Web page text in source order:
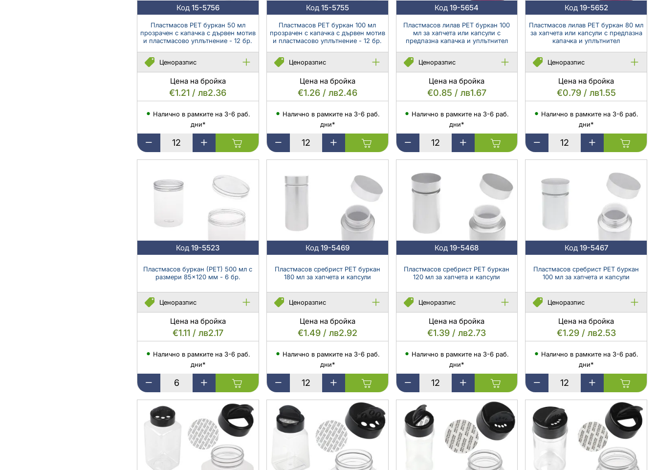
и
пластмасово
уплътнение
12
бр.
и
пластмасово
уплътнение
12
бр.
и
пластмасово
уплътнение
12
бр.
и
пластмасово
уплътнение
12
бр.
Код 15-5756
Пластмасов PET буркан 50 мл
прозрачен с капачка с дървен мотив
и пластмасово уплътнение - 12 бр.
Ценоразпис
Цена на бройка
€1.21 / лв2.36
Налично в рамките на 3-6 раб.
дни*
Пластмасов
и
уплътнение
12
бр.
Код 15-5755
Пластмасов PET буркан 100 мл
прозрачен с капачка с дървен мотив
и пластмасово уплътнение - 12 бр.
Ценоразпис
Цена на бройка
€1.26 / лв2.46
Налично в рамките на 3-6 раб.
дни*
Пластмасов
и
уплътнение
12
бр.
Код19-5654
Пластмасов лилав PET буркан 100
мл за хапчета или капсули с
предпазна капачка и уплътнител
Ценоразпис
Цена на бройка
€0.85 / лв1.67
Налично в рамките на 3-6 раб.
дни*
Пластмасов
буркан
капсули
предпазна
Код 19-5652
Пластмасов лилав PET буркан 80 мл
за хапчета или капсули с предпазна
капачка и уплътнител
Ценоразпис
Цена на бройка
€0.79 / лв1.55
Налично в рамките на 3-6 раб.
дни*
Пластмасов
предпазна
Код19-5523
Пластмасов буркан (PET) 500 мл с
размери 85x120 мм - 6 бр.
Ценоразпис
Цена на бройка
€1.11 / лв2.17
Налично в рамките на 3-6 раб.
дни*
Пластмасов
(PET)
500
мл
Код 19-5469
Пластмасов сребрист PET буркан
180 мл за хапчета и капсули
Ценоразпис
Цена на бройка
€1.49 / лв2.92
Налично в рамките на 3-6 раб.
дни*
Пластмасов
PET
буркан
180
Код19-5468
Пластмасов сребрист PET буркан
120 мл за хапчета и капсули
Ценоразпис
Цена на бройка
€1.39 / лв2.73
Налично в рамките на 3-6 раб.
дни*
Пластмасов
буркан
120
мл
Код 19-5467
Пластмасов сребрист PET буркан
100 мл за хапчета и капсули
Ценоразпис
Цена на бройка
€1.29 / лв2.53
Налично в рамките на 3-6 раб.
дни*
Пластмасов
буркан
100
мл
хапчета